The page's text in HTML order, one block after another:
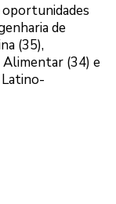
de
(35),
(34) e